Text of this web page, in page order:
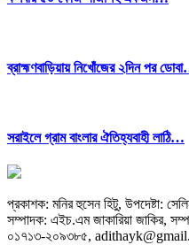
ব্রাহ্মণবাড়িয়ায় নিখোঁজের ২দিন পর
সরাইলে গ্রাম বাংলার ঐতিহ্যবাহী লাঠি…
প্রকাশক: মনির হুসেন হিটু, উপদেষ্টা:
সম্পাদক: এইচ.এম জাকারিয়া জাকির,
০১৭১৩-২০৯৩৮৫,